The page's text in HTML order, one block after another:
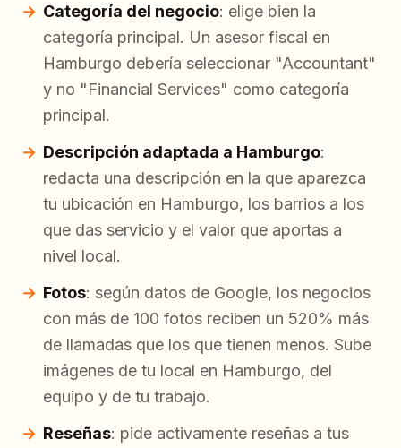
Categoría del negocio: elige bien la
categoría principal. Un asesor fiscal en
Hamburgo debería seleccionar "Accountant"
y no "Financial Services" como categoría
principal.
Descripción adaptada a Hamburgo:
redacta una descripción en la que aparezca
tu ubicación en Hamburgo, los barrios a los
que das servicio y el valor que aportas a
nivel local.
Fotos: según datos de Google, los negocios
con más de 100 fotos reciben un 520% más
de llamadas que los que tienen menos. Sube
imágenes de tu local en Hamburgo, del
equipo y de tu trabajo.
Reseñas: pide activamente reseñas a tus